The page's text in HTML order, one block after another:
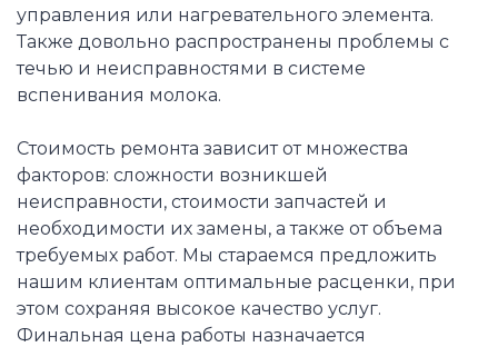
управления или нагревательного элемента.
Также довольно распространены проблемы с
течью и неисправностями в системе
вспенивания молока.
Стоимость ремонта зависит от множества
факторов: сложности возникшей
неисправности, стоимости запчастей и
необходимости их замены, а также от объема
требуемых работ. Мы стараемся предложить
нашим клиентам оптимальные расценки, при
этом сохраняя высокое качество услуг.
Финальная цена работы назначается